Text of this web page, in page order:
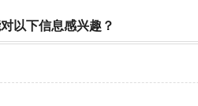
以下信息感兴趣？